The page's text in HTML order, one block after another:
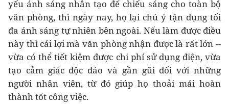
yếu ánh sáng nhân tạo để chiếu sáng cho toàn bộ
văn phòng, thì ngày nay, họ lại chú ý tận dụng tối
đa ánh sáng tự nhiên bên ngoài. Nếu làm được điều
này thì cái lợi mà văn phòng nhận được là rất lớn --
vừa có thể tiết kiệm được chi phí sử dụng điện, vừa
tạo cảm giác độc đáo và gần gũi đối với những
người nhân viên, từ đó giúp họ thoải mái hoàn
thành tốt công việc.